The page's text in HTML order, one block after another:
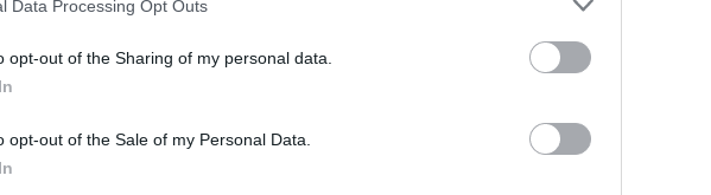
Data Processing Opt Outs
opt-out of the Sharing of my personal data.
opt-out of the Sale of my Personal Data.
τη Διεθνή Ημέρα Γυναικών και Κοριτσιών στην
η KORRES μοιράζεται αυτό...
καλοκαιριού